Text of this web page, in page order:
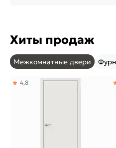
Хиты продаж
Межкомнатные двери
4,8